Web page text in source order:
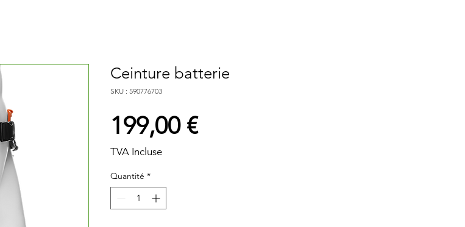
Ceinture batterie
SKU : 590776703
199,00 €Prix
TVA Incluse
Quantité *